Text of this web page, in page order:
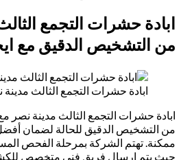
ابادة حشرات التجمع
من التشخيص الدقيق مع
ابادة حشرات التجمع الثالث مدينة
ابادة حشرات التجمع الثالث مدينة نصر مع
من التشخيص الدقيق للحالة لضمان
ممكنة. تهتم الشركة بمرحلة الفحص
حيث يتم إرسال فريق فني متخصص